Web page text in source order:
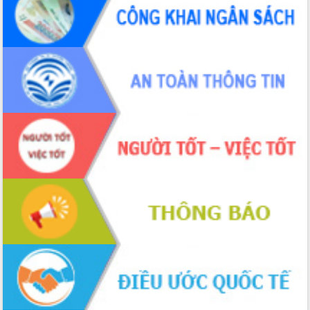
hiện nhiệm vụ quản lý tài sản công
hàng tuần
Tháo gỡ những vướng mắc, đẩy mạnh
công tác cải cách thủ tục hành chính
tại Trung tâm Phục vụ hành chính
công tỉnh
Đắk Lắk: Tôn vinh 46 giải pháp tại Hội
thi Sáng tạo Kỹ thuật 2024 - 2025
Đắk Lắk rà soát, điều chỉnh Đề án 190
về phát triển nuôi trồng thủy sản
Phó Chủ tịch UBND tỉnh Đắk Lắk
Trương Công Thái kiểm tra thực địa
Dự án cao tốc Khánh Hòa - Buôn Ma
Thuột
Định vị cà phê Việt Nam như một “di
sản sống” trong dòng chảy toàn cầu
Xây dựng nông thôn mới: Nâng cao đời
sống người dân từ những mô hình thiết
thực
Quyết liệt tháo gỡ vướng mắc, đẩy